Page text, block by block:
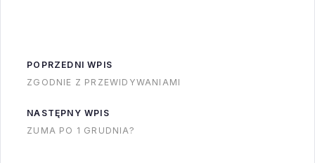
najlepszym
momentem na
POPRZEDNI WPIS
ZGODNIE Z PRZEWIDYWANIAMI
NASTĘPNY WPIS
ZUMA PO 1 GRUDNIA?